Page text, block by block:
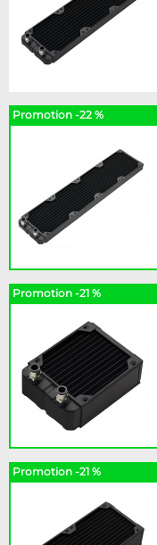
Promotion -22 %
Promotion -21 %
Promotion -21 %